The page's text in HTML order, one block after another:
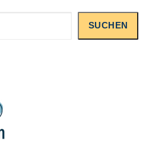
SUCHEN